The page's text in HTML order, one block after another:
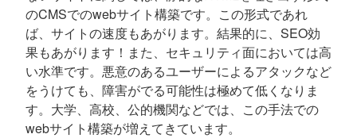
のCMSでのwebサイト構築です。この形式であれ
ば、サイトの速度もあがります。結果的に、SEO効
果もあがります！また、セキュリティ面においては高
い水準です。悪意のあるユーザーによるアタックなど
をうけても、障害がでる可能性は極めて低くなりま
す。大学、高校、公的機関などでは、この手法での
webサイト構築が増えてきています。